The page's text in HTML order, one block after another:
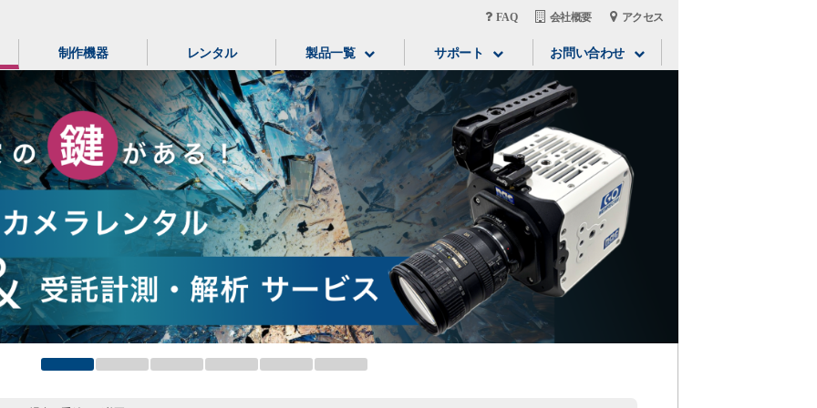
FAQ 会社概要 アクセス
制作機器 レンタル 製品一覧 サポート お問い合わせ